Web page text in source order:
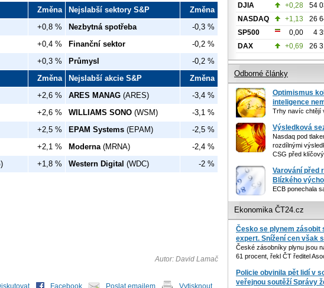
Změna Nejslabší sektory S&P
Změna
+0,8 % Nezbytná spotřeba
-0,3 %
+0,4 % Finanční sektor
-0,2 %
+0,3 % Průmysl
-0,2 %
Změna Nejslabší akcie S&P
Změna
+2,6 % ARES MANAG (ARES)
-3,4 %
+2,6 % WILLIAMS SONO (WSM)
-3,1 %
+2,5 % EPAM Systems (EPAM)
-2,5 %
+2,1 % Moderna(MRNA)
-2,4 %
+1,8 % Western Digital (WDC) -2 %
Autor: David Lamač
Facebook Poslat emailem Vytisknout
DJIA
+0,28 54
NASDAQ
+1,13 26
SP500
0,00 4
DAX
+0,69 26
Odborné články
Optimismus
inteligence
Trhy navíc chtějí
Výsledková
Nasdaq pod
rozdílnými
CSG před
Varování před
Blízkého
ECB ponechala
Ekonomika ČT24.cz
Česko se plynem zásobit
expert. Snížení cen však
České zásobníky plynu jsou
61 procent, řekl ČT ředitel
Policie obvinila pět lidí v
veřejnou soutěží Správy